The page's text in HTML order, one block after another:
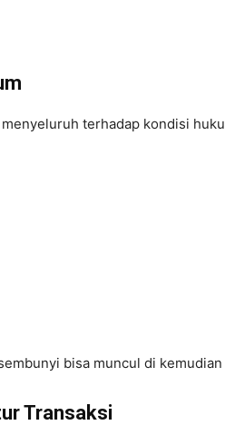
terhadap kondisi
bisa muncul di kemudian
Transaksi